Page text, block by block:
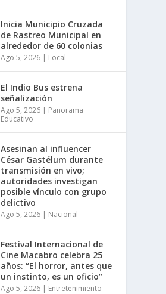
Inicia Municipio Cruzada
de Rastreo Municipal en
alrededor de 60 colonias
Ago 5, 2026 | Local
El Indio Bus estrena
señalización
Ago 5, 2026 | Panorama
Educativo
Asesinan al influencer
César Gastélum durante
transmisión en vivo;
autoridades investigan
posible vínculo con grupo
delictivo
Ago 5, 2026 | Nacional
Festival Internacional de
Cine Macabro celebra 25
años: “El horror, antes que
un instinto, es un oficio”
Ago 5, 2026 | Entretenimiento